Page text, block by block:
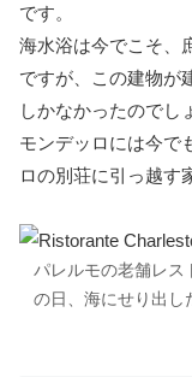
です。
海水浴は今でこそ、
ですが、この建物が
しかなかったのでし
モンデッロには今で
ロの別荘に引っ越す
パレルモの老舗レス
の日、海にせり出し